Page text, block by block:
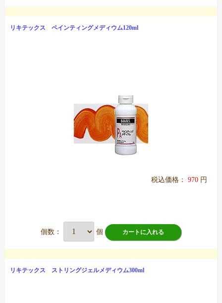
リキテックス ペインティングメディウム120ml
税込価格： 970 円
個数： 個 カートに入れる
リキテックス ストリングジェルメディウム300ml